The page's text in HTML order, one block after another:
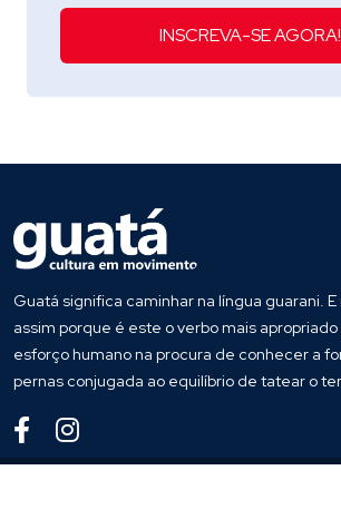
INSCREVA-SE AGORA!
Guatá significa caminhar na língua guarani.
assim porque é este o verbo mais
esforço humano na procura de conhecer a
pernas conjugada ao equilíbrio de tatear o